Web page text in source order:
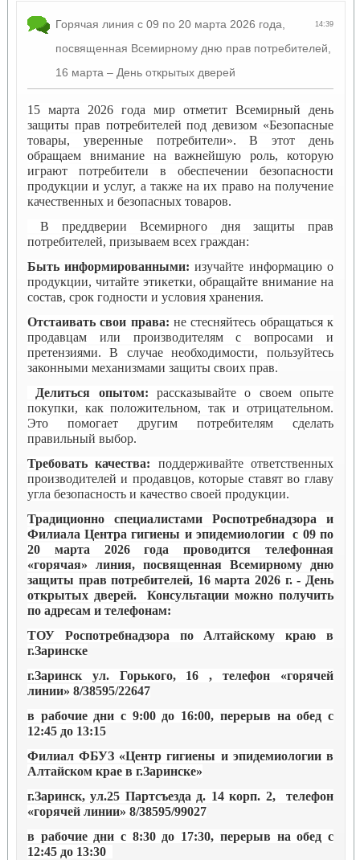
14:39
Горячая линия с 09 по 20 марта 2026 года,
посвященная Всемирному дню прав потребителей,
16 марта – День открытых дверей
15 марта 2026 года мир отметит Всемирный день
защиты прав потребителей под девизом «Безопасные
товары, уверенные потребители». В этот день
обращаем внимание на важнейшую роль, которую
играют потребители в обеспечении безопасности
продукции и услуг, а также на их право на получение
качественных и безопасных товаров.
В преддверии Всемирного дня защиты прав
потребителей, призываем всех граждан:
Быть информированными: изучайте информацию о
продукции, читайте этикетки, обращайте внимание на
состав, срок годности и условия хранения.
Отстаивать свои права: не стесняйтесь обращаться к
продавцам или производителям с вопросами и
претензиями. В случае необходимости, пользуйтесь
законными механизмами защиты своих прав.
Делиться опытом: рассказывайте о своем опыте
покупки, как положительном, так и отрицательном.
Это помогает другим потребителям сделать
правильный выбор.
Требовать качества: поддерживайте ответственных
производителей и продавцов, которые ставят во главу
угла безопасность и качество своей продукции.
Традиционно специалистами Роспотребнадзора и
Филиала Центра гигиены и эпидемиологии с 09 по
20 марта 2026 года проводится телефонная
«горячая» линия, посвященная Всемирному дню
защиты прав потребителей, 16 марта 2026 г. - День
открытых дверей. Консультации можно получить
по адресам и телефонам:
ТОУ Роспотребнадзора по Алтайскому краю в
г.Заринске
г.Заринск ул. Горького, 16 , телефон «горячей
линии» 8/38595/22647
в рабочие дни с 9:00 до 16:00, перерыв на обед с
12:45 до 13:15
Филиал ФБУЗ «Центр гигиены и эпидемиологии в
Алтайском крае в г.Заринске»
г.Заринск, ул.25 Партсъезда д. 14 корп. 2, телефон
«горячей линии» 8/38595/99027
в рабочие дни с 8:30 до 17:30, перерыв на обед с
12:45 до 13:30